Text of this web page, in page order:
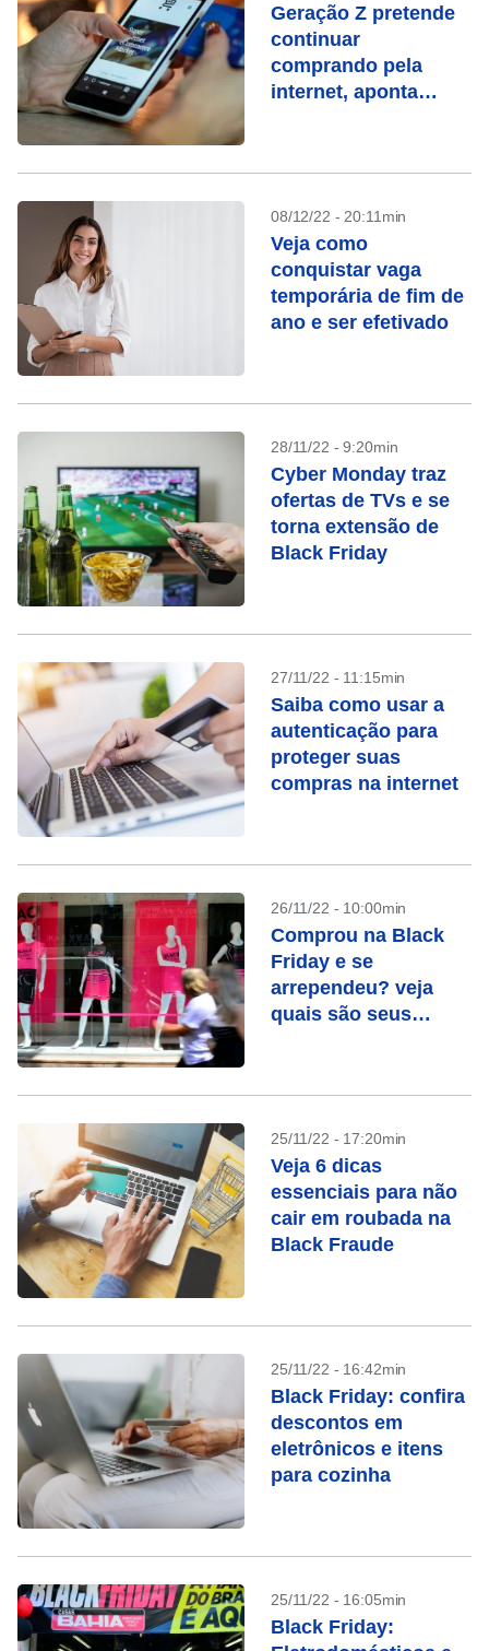
Geração Z pretende
continuar
comprando pela
internet, aponta
08/12/22 - 20:11min
Veja como
conquistar vaga
temporária de fim de
ano e ser efetivado
28/11/22 - 9:20min
Cyber Monday traz
ofertas de TVs e se
torna extensão de
Black Friday
27/11/22 - 11:15min
Saiba como usar a
autenticação para
proteger suas
compras na internet
26/11/22 - 10:00min
Comprou na Black
Friday e se
arrependeu? veja
quais são seus
25/11/22 - 17:20min
Veja 6 dicas
essenciais para não
cair em roubada na
Black Fraude
25/11/22 - 16:42min
Black Friday: confira
descontos em
eletrônicos e itens
para cozinha
25/11/22 - 16:05min
Black Friday: